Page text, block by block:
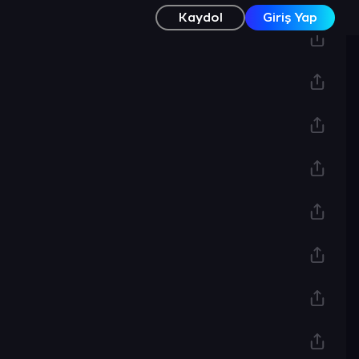
Kaydol Giriş Yap